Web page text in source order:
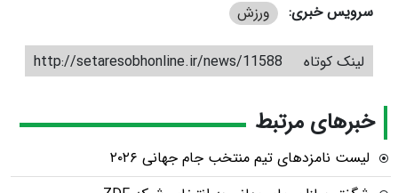
سرویس خبری: ورزش
لینک کوتاه http://setaresobhonline.ir/news/11588
خبرهای مرتبط
لیست نامزدهای تیم منتخب جام جهانی ۲۰۲۶